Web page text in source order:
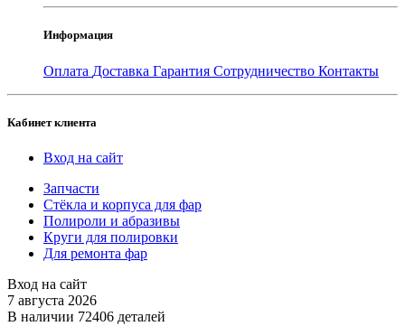
Информация
Оплата Доставка Гарантия Сотрудничество Контакты
Кабинет клиента
Вход на сайт
Запчасти
Стёкла и корпуса для фар
Полироли и абразивы
Круги для полировки
Для ремонта фар
Вход на сайт
7 августа 2026
В наличии 72406 деталей